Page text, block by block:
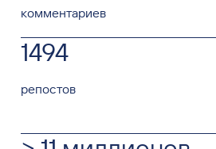
комментариев
1494
репостов